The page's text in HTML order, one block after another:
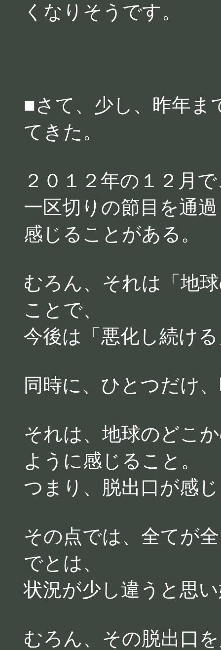
くなりそうです。
■さて、少し、昨年ま
てきた。
２０１２年の１２月
一区切りの節目を通
感じることがある。
むろん、それは「地
ことで、
今後は「悪化し続け
同時に、ひとつだけ
それは、地球のどこ
ように感じること。
つまり、脱出口が感
その点では、全てが
でとは、
状況が少し違うと思
むろん、その脱出口